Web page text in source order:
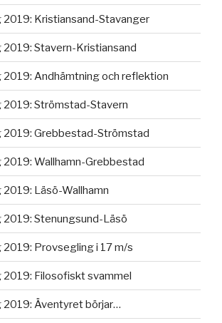
2019: Kristiansand-Stavanger
Stavern-Kristiansand
2019: Andhämtning och reflektion
2019: Strömstad-Stavern
2019: Grebbestad-Strömstad
Wallhamn-Grebbestad
Läsö-Wallhamn
2019: Stenungsund-Läsö
Provsegling i 17 m/s
2019: Filosofiskt svammel
2019: Äventyret börjar…